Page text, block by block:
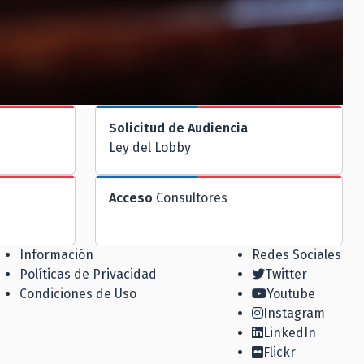
Solicitud de Audiencia
Ley del Lobby
Acceso Consultores
Información
Políticas de Privacidad
Condiciones de Uso
Redes Sociales
Twitter
Youtube
Instagram
LinkedIn
Flickr